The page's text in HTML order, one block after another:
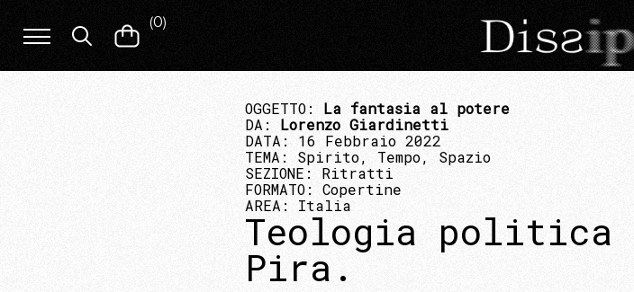
(0)
OGGETTO: La fantasia al potere
DA: Lorenzo Giardinetti
DATA: 16 Febbraio 2022
TEMA: Spirito, Tempo, Spazio
SEZIONE: Ritratti
FORMATO: Copertine
AREA: Italia
Teologia politica
Pira.